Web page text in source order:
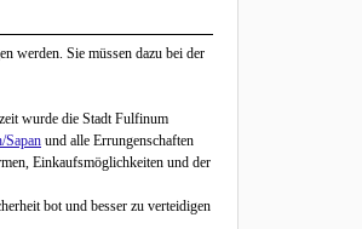
werden. Sie müssen dazu bei der
wurde die Stadt Fulfinum
Sapan und alle Errungenschaften
Einkaufsmöglichkeiten und der
bot und besser zu verteidigen